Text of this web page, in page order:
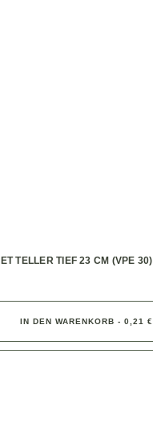
TELLER TIEF 23 CM (VPE 30)
IN DEN WARENKORB - 0,21 €